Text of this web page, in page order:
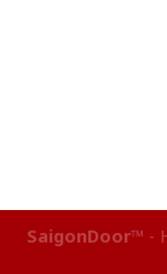
SaigonDoor™ -